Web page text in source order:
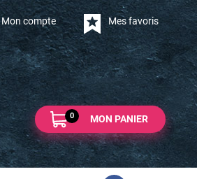
Mes favoris
Mon compte
MON PANIER
0